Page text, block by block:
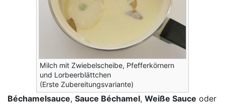
Milch mit Zwiebelscheibe, Pfefferkörnern
und Lorbeerblättchen
(Erste Zubereitungsvariante)
Béchamelsauce, Sauce Béchamel, Weiße Sauce oder